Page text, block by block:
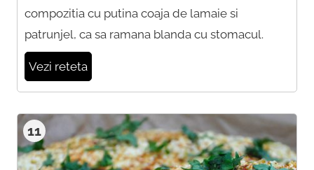
compozitia cu putina coaja de lamaie si
patrunjel, ca sa ramana blanda cu stomacul.
Vezi reteta
11